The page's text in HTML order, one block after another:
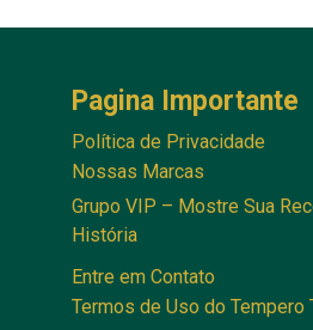
Pagina Importante
Política de Privacidade
Nossas Marcas
Grupo VIP – Mostre Sua
História
Entre em Contato
Termos de Uso do Tempero